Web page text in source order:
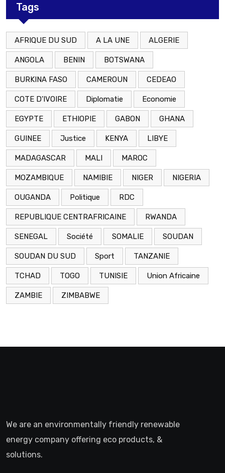
Tags
AFRIQUE DU SUD A LA UNE ALGERIE
ANGOLA BENIN BOTSWANA
BURKINA FASO CAMEROUN CEDEAO
COTE D'IVOIRE Diplomatie Economie
EGYPTE ETHIOPIE GABON GHANA
GUINEE Justice KENYA LIBYE
MADAGASCAR MALI MAROC
MOZAMBIQUE NAMIBIE NIGER NIGERIA
OUGANDA Politique RDC
REPUBLIQUE CENTRAFRICAINE RWANDA
SENEGAL Société SOMALIE SOUDAN
SOUDAN DU SUD Sport TANZANIE
TCHAD TOGO TUNISIE Union Africaine
ZAMBIE ZIMBABWE
We are an environmentally friendly renewable
energy company offering eco products, &
solutions.